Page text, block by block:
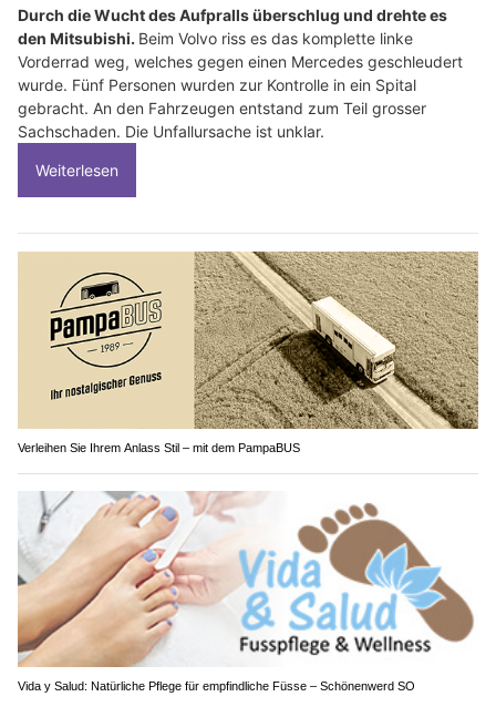
Durch die Wucht des Aufpralls überschlug und drehte es
den Mitsubishi. Beim Volvo riss es das komplette linke
Vorderrad weg, welches gegen einen Mercedes geschleudert
wurde. Fünf Personen wurden zur Kontrolle in ein Spital
gebracht. An den Fahrzeugen entstand zum Teil grosser
Sachschaden. Die Unfallursache ist unklar.
Weiterlesen
Verleihen Sie Ihrem Anlass Stil – mit dem PampaBUS
Vida y Salud: Natürliche Pflege für empfindliche Füsse – Schönenwerd SO